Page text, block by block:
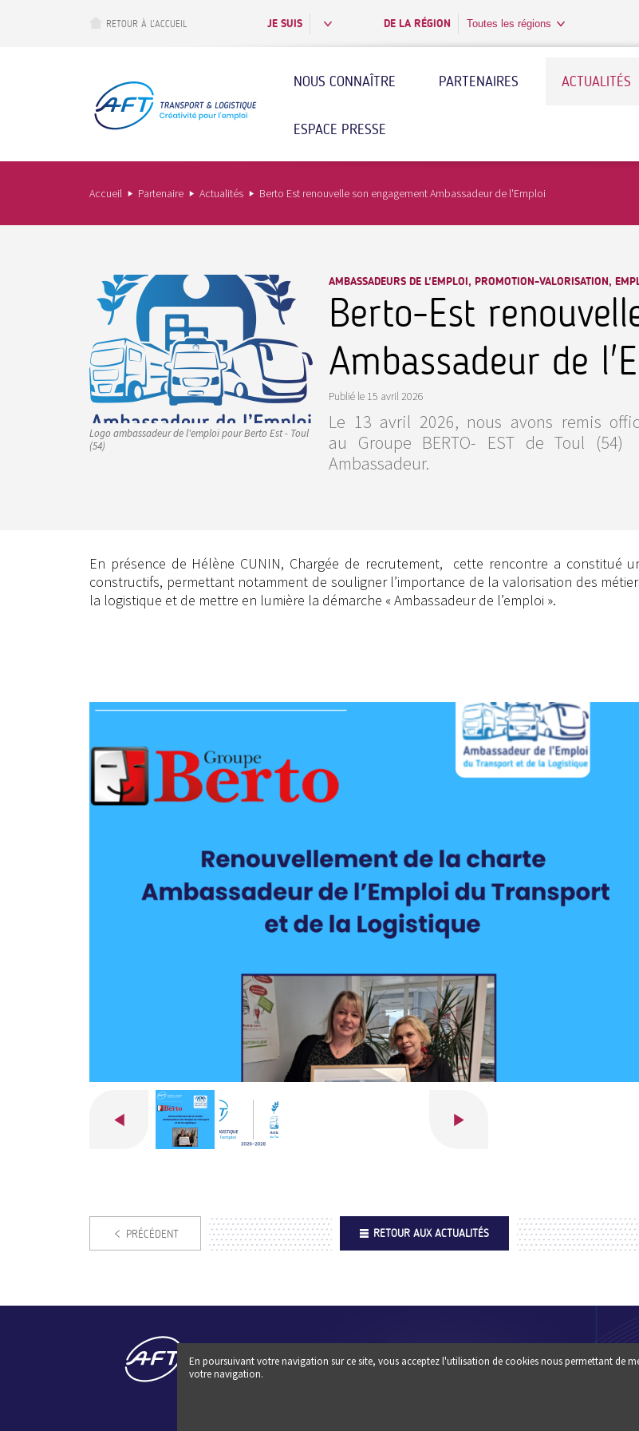
RETOUR À L’ACCUEIL JE SUIS DE LA RÉGION Toutes les régions
NOUS CONNAÎTRE PARTENAIRES ACTUALITÉS
ESPACE PRESSE
Accueil Partenaire Actualités Berto Est renouvelle son engagement Ambassadeur de l'Emploi
Logo ambassadeur de l'emploi pour Berto Est - Toul
(54)
AMBASSADEURS DE L'EMPLOI, PROMOTION-VALORISATION,
Berto-Est
Ambassadeur de
Publié le 15 avril 2026
Le 13 avril 2026, nous avons remis
au Groupe BERTO- EST de Toul
Ambassadeur.
En présence de Hélène CUNIN, Chargée de recrutement, cette rencontre a constitué
constructifs, permettant notamment de souligner l’importance de la valorisation des
la logistique et de mettre en lumière la démarche « Ambassadeur de l’emploi ».
PRÉCÉDENT RETOUR AUX ACTUALITÉS
Une question ? un conseil :
Footer
En poursuivant votre navigation sur ce site, vous acceptez l'utilisation de cookies nous permettant de
votre navigation.